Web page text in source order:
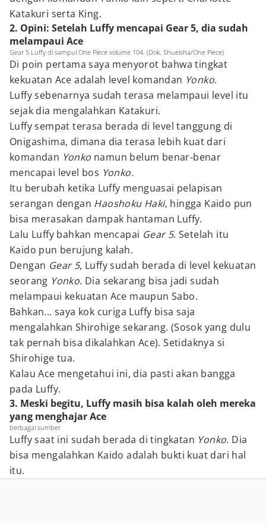
Katakuri serta King.
2. Opini: Setelah Luffy mencapai Gear 5, dia sudah
melampaui Ace
Gear 5 Luffy di sampul One Piece volume 104. (Dok. Shueisha/One Piece)
Di poin pertama saya menyorot bahwa tingkat
kekuatan Ace adalah level komandan Yonko.
Luffy sebenarnya sudah terasa melampaui level itu
sejak dia mengalahkan Katakuri.
Luffy sempat terasa berada di level tanggung di
Onigashima, dimana dia terasa lebih kuat dari
komandan Yonko namun belum benar-benar
mencapai level bos Yonko.
Itu berubah ketika Luffy menguasai pelapisan
serangan dengan Haoshoku Haki, hingga Kaido pun
bisa merasakan dampak hantaman Luffy.
Lalu Luffy bahkan mencapai Gear 5. Setelah itu
Kaido pun berujung kalah.
Dengan Gear 5, Luffy sudah berada di level kekuatan
seorang Yonko. Dia sekarang bisa jadi sudah
melampaui kekuatan Ace maupun Sabo.
Bahkan... saya kok curiga Luffy bisa saja
mengalahkan Shirohige sekarang. (Sosok yang dulu
tak pernah bisa dikalahkan Ace). Setidaknya si
Shirohige tua.
Kalau Ace mengetahui ini, dia pasti akan bangga
pada Luffy.
3. Meski begitu, Luffy masih bisa kalah oleh mereka
yang menghajar Ace
berbagai sumber
Luffy saat ini sudah berada di tingkatan Yonko. Dia
bisa mengalahkan Kaido adalah bukti kuat dari hal
itu.